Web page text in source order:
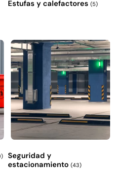
Estufas y calefactores (5)
Seguridad y
estacionamiento (43)